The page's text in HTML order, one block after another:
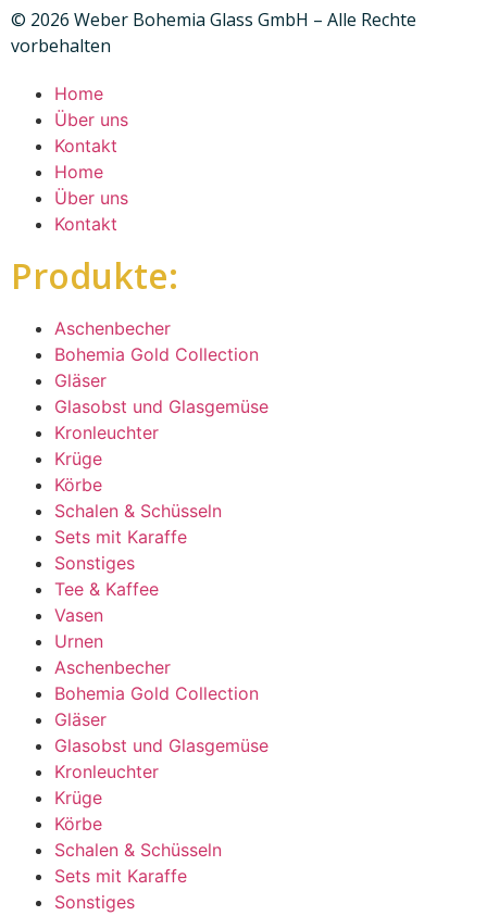
© 2026 Weber Bohemia Glass GmbH – Alle Rechte
vorbehalten
Home
Über uns
Kontakt
Home
Über uns
Kontakt
Produkte:
Aschenbecher
Bohemia Gold Collection
Gläser
Glasobst und Glasgemüse
Kronleuchter
Krüge
Körbe
Schalen & Schüsseln
Sets mit Karaffe
Sonstiges
Tee & Kaffee
Vasen
Urnen
Aschenbecher
Bohemia Gold Collection
Gläser
Glasobst und Glasgemüse
Kronleuchter
Krüge
Körbe
Schalen & Schüsseln
Sets mit Karaffe
Sonstiges